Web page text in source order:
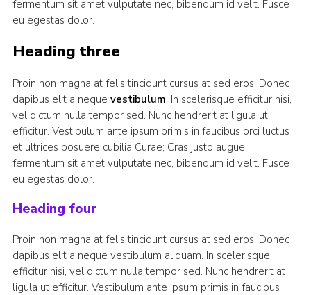
fermentum sit amet vulputate nec, bibendum id velit. Fusce
eu egestas dolor.
Heading three
Proin non magna at felis tincidunt cursus at sed eros. Donec
dapibus elit a neque vestibulum. In scelerisque efficitur nisi,
vel dictum nulla tempor sed. Nunc hendrerit at ligula ut
efficitur. Vestibulum ante ipsum primis in faucibus orci luctus
et ultrices posuere cubilia Curae; Cras justo augue,
fermentum sit amet vulputate nec, bibendum id velit. Fusce
eu egestas dolor.
Heading four
Proin non magna at felis tincidunt cursus at sed eros. Donec
dapibus elit a neque vestibulum aliquam. In scelerisque
efficitur nisi, vel dictum nulla tempor sed. Nunc hendrerit at
ligula ut efficitur. Vestibulum ante ipsum primis in faucibus